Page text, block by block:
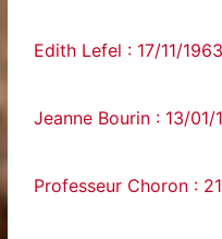
Edith Lefel : 17/11/
Jeanne Bourin : 13/
Professeur Choron :